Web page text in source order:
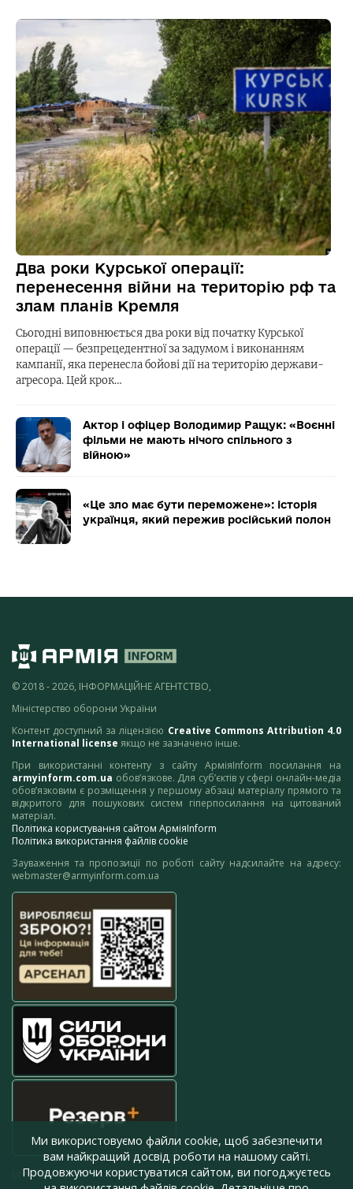
Два роки Курської операції:
перенесення війни на територію рф та
злам планів Кремля
Сьогодні виповнюється два роки від початку Курської
операції — безпрецедентної за задумом і виконанням
кампанії, яка перенесла бойові дії на територію держави-
агресора. Цей крок…
Актор і офіцер Володимир Ращук: «Воєнні
фільми не мають нічого спільного з
війною»
«Це зло має бути переможене»: історія
українця, який пережив російський полон
© 2018 - 2026, ІНФОРМАЦІЙНЕ АГЕНТСТВО,
Міністерство оборони України
Контент доступний за ліцензією Creative Commons Attribution 4.0
International license якщо не зазначено інше.
При використанні контенту з сайту АрміяInform посилання на
armyinform.com.ua обов’язкове. Для суб’єктів у сфері онлайн-медіа
обов’язковим є розміщення у першому абзаці матеріалу прямого та
відкритого для пошукових систем гіперпосилання на цитований
матеріал.
Політика користування сайтом АрміяInform
Політика використання файлів cookie
Зауваження та пропозиції по роботі сайту надсилайте на адресу:
webmaster@armyinform.com.ua
press@armyinform.com.ua
Ми використовуємо файли cookie, щоб забезпечити
вам найкращий досвід роботи на нашому сайті.
Продовжуючи користуватися сайтом, ви погоджуєтесь